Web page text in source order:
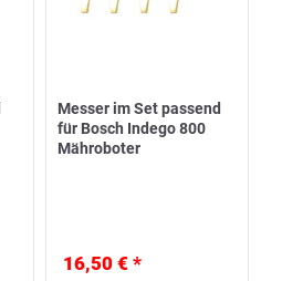
Messer im Set passend
für Bosch Indego 800
Mähroboter
16,50 € *